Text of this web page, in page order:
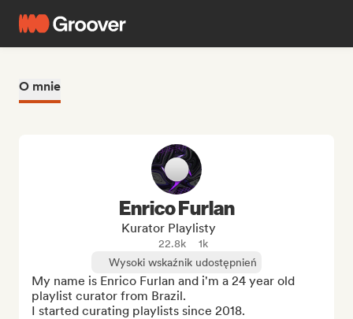
O mnie
Enrico Furlan
Kurator Playlisty
22.8k
1k
Wysoki wskaźnik udostępnień
My name is Enrico Furlan and i'm a 24 year old
playlist curator from Brazil.
I started curating playlists since 2018.